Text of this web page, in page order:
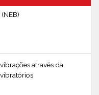
através da